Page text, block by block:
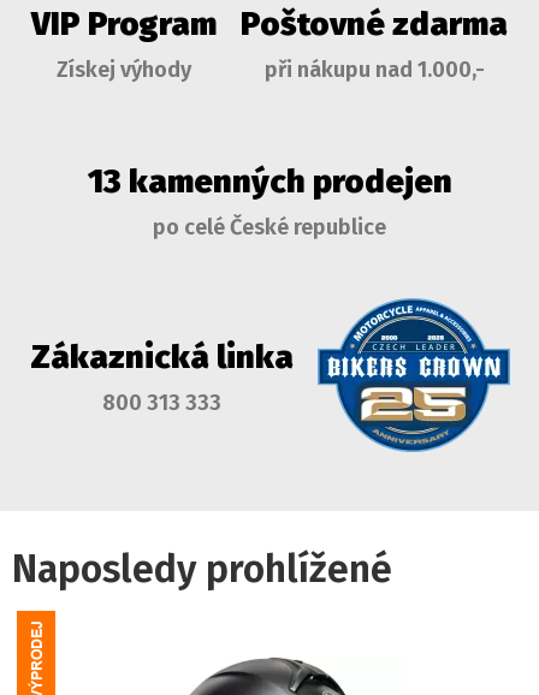
VIP Program
Získej výhody
Poštovné zdarma
při nákupu nad 1.000,-
13 kamenných prodejen
po celé České republice
Zákaznická linka
800 313 333
Naposledy prohlížené